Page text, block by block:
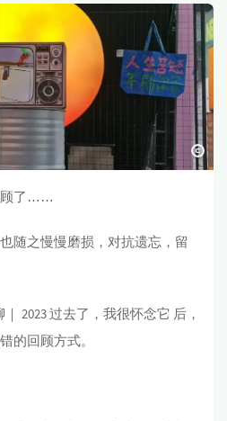
顾了……
随之慢慢磨损，对抗遗忘，留
｜ 2023 过去了，我很怀念它 后，
的回顾方式。